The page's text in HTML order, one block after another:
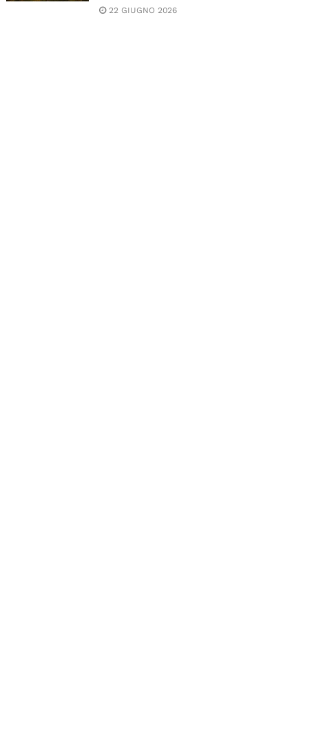
22 GIUGNO 2026